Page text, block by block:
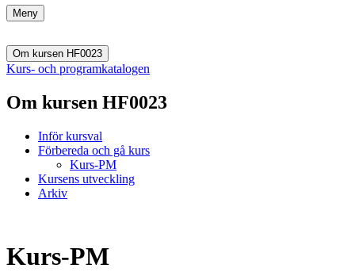
Meny
Om kursen HF0023
Kurs- och programkatalogen
Om kursen HF0023
Inför kursval
Förbereda och gå kurs
Kurs-PM
Kursens utveckling
Arkiv
Kurs-PM